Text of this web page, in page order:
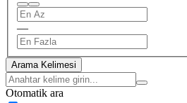
—
Arama Kelimesi
Otomatik ara